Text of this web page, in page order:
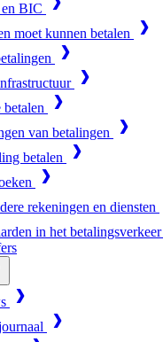
BIC
moet kunnen betalen
van betalingen
betalen
rekeningen en diensten
in het betalingsverkeer